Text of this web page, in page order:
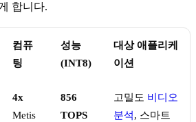
합니다.
컴퓨
팅
성능
(INT8)
대상 애플리케
이션
4x
Metis
856
TOPS
고밀도 비디오
분석, 스마트